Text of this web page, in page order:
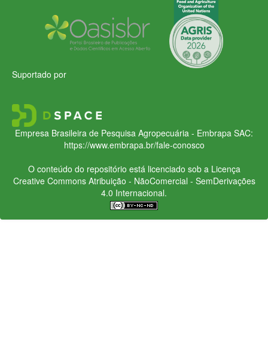
Suportado por
Empresa Brasileira de Pesquisa Agropecuária - Embrapa SAC:
https://www.embrapa.br/fale-conosco
O conteúdo do repositório está licenciado sob a Licença
Creative CommonsAtribuição - NãoComercial - SemDerivações
4.0 Internacional.